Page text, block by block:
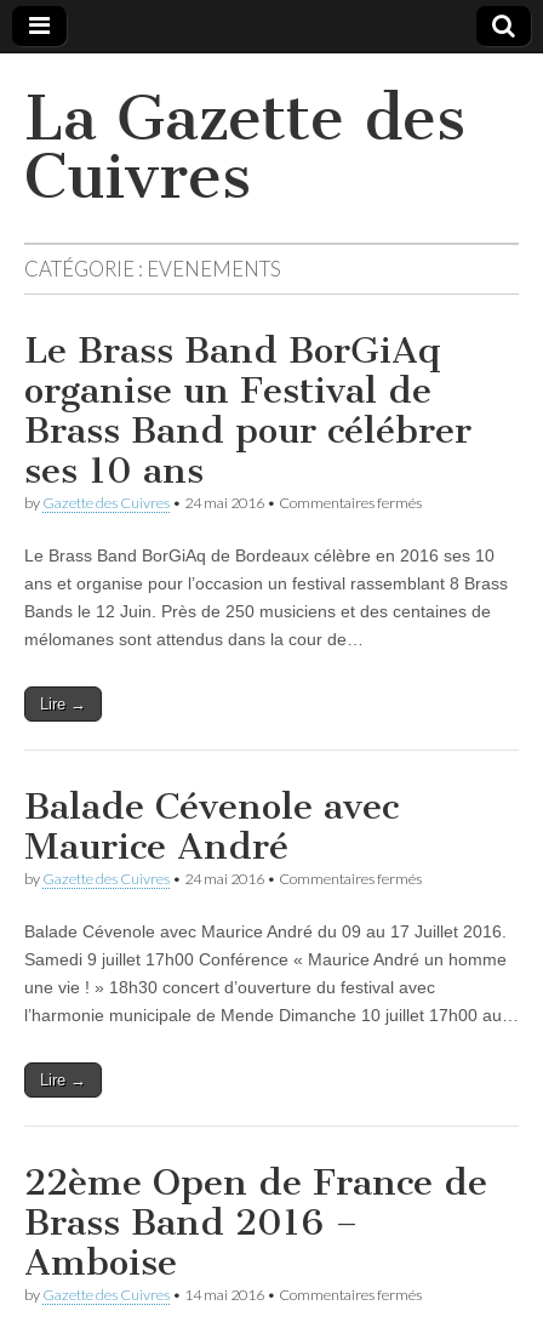
La Gazette des
Cuivres
CATÉGORIE : EVENEMENTS
Le Brass Band BorGiAq
organise un Festival de
Brass Band pour célébrer
ses 10 ans
by Gazette des Cuivres • 24 mai 2016 • Commentaires ferméssur
Band
BorGiAq
un
ses
Le Brass Band BorGiAq de Bordeaux célèbre en 2016 ses 10
ans et organise pour l’occasion un festival rassemblant 8 Brass
Bands le 12 Juin. Près de 250 musiciens et des centaines de
mélomanes sont attendus dans la cour de…
Lire →
Balade Cévenole avec
Maurice André
by Gazette des Cuivres • 24 mai 2016 • Commentaires ferméssur
avec
Maurice
Balade Cévenole avec Maurice André du 09 au 17 Juillet 2016.
Samedi 9 juillet 17h00 Conférence « Maurice André un homme
une vie ! » 18h30 concert d’ouverture du festival avec
l’harmonie municipale de Mende Dimanche 10 juillet 17h00 au…
Lire →
22ème Open de France de
Brass Band 2016 –
Amboise
by Gazette des Cuivres • 14 mai 2016 • Commentaires ferméssur